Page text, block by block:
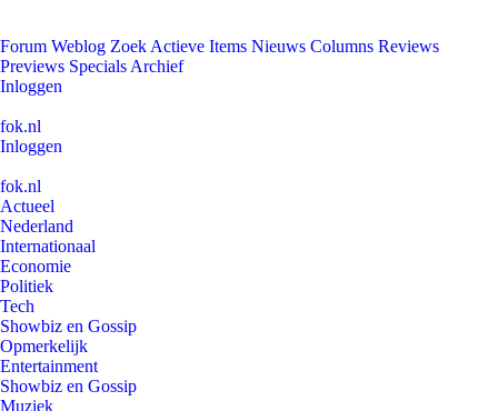
Forum Weblog Zoek Actieve Items Nieuws Columns Reviews
Previews Specials Archief
Inloggen
fok.nl
Inloggen
fok.nl
Actueel
Nederland
Internationaal
Economie
Politiek
Tech
Showbiz en Gossip
Opmerkelijk
Entertainment
Showbiz en Gossip
Muziek